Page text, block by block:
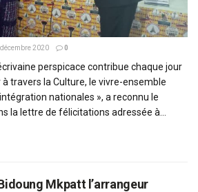
2020 0
perspicace contribue chaque jour
travers la Culture, le vivre-ensemble
nationales », a reconnu le
la lettre de félicitations adressée à...
Mkpatt l’arrangeur